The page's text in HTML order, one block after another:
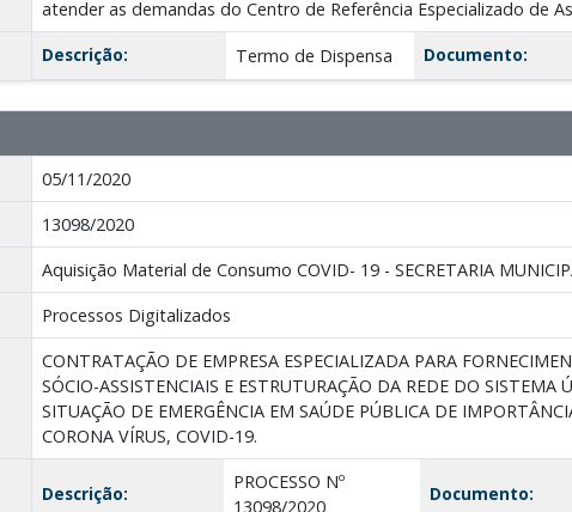
atender as demandas do Centro de Referência Especializado de
Descrição: Termo de Dispensa Documento:
05/11/2020
13098/2020
Aquisição Material de Consumo COVID- 19 - SECRETARIA
Processos Digitalizados
CONTRATAÇÃO DE EMPRESA ESPECIALIZADA PARA
SÓCIO-ASSISTENCIAIS E ESTRUTURAÇÃO DA REDE DO
SITUAÇÃO DE EMERGÊNCIA EM SAÚDE PÚBLICA DE
CORONA VÍRUS, COVID-19.
Descrição:
PROCESSO Nº
13098/2020
Documento: